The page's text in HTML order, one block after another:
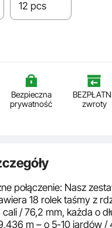
12 pcs
Bezpieczna
prywatność
zwroty
połączenie: Nasz
18 rolek taśmy z
/ 76,2 mm, każda o
m – o 5-10 jardów /